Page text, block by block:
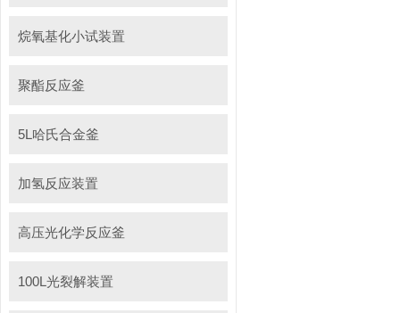
烷氧基化小试装置
聚酯反应釜
5L哈氏合金釜
加氢反应装置
高压光化学反应釜
100L光裂解装置